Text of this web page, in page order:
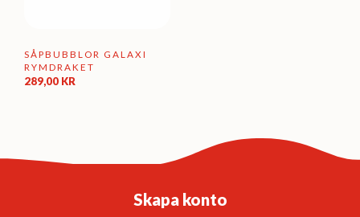
SÅPBUBBLOR GALAXI
RYMDRAKET
289,00 KR
Skapa konto